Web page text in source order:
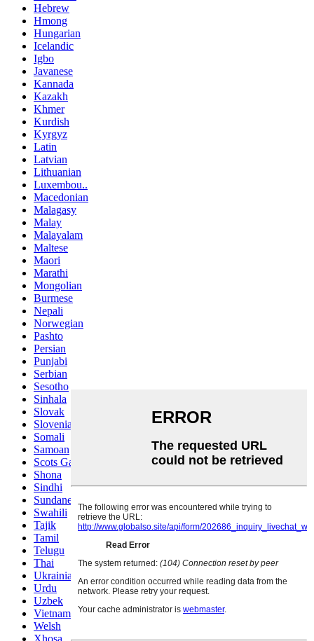
Hebrew
Hmong
Hungarian
Icelandic
Igbo
Javanese
Kannada
Kazakh
Khmer
Kurdish
Kyrgyz
Latin
Latvian
Lithuanian
Luxembou..
Macedonian
Malagasy
Malay
Malayalam
Maltese
Maori
Marathi
Mongolian
Burmese
Nepali
Norwegian
Pashto
Persian
Punjabi
Serbian
Sesotho
Sinhala
Slovak
Slovenian
Somali
Samoan
Scots Gaelic
Shona
Sindhi
Sundanese
Swahili
Tajik
Tamil
Telugu
Thai
Ukrainian
Urdu
Uzbek
Vietnamese
Welsh
Xhosa